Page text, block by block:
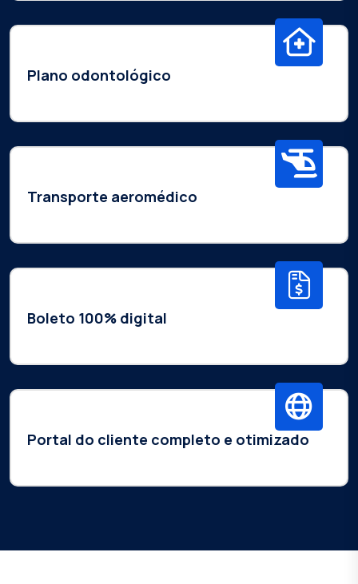
Plano odontológico
Transporte aeromédico
Boleto 100% digital
Portal do cliente completo e otimizado